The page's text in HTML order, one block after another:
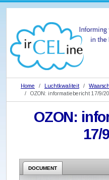
Home Luchtkwaliteit
OZON: informatiebericht 17/9/
OZON:
17/
DOCUMENT